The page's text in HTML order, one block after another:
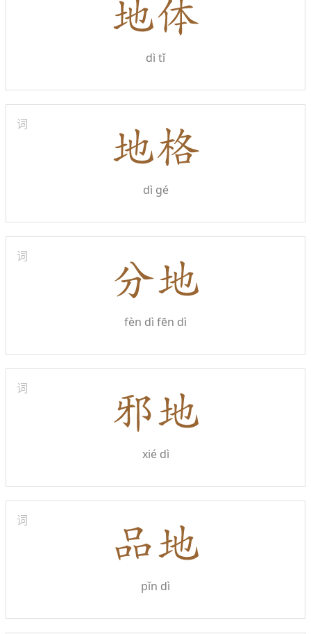
dì tǐ
词
dì gé
词
fèn dì fēn dì
词
xié dì
词
pǐn dì